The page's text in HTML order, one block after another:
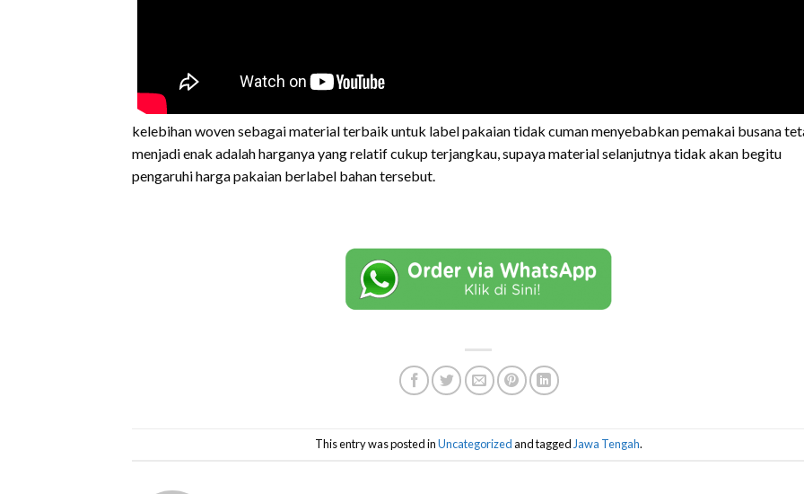
kelebihan woven sebagai material terbaik untuk label pakaian tidak cuman menyebabkan pemakai busana
menjadi enak adalah harganya yang relatif cukup terjangkau, supaya material selanjutnya tidak akan begitu
pengaruhi harga pakaian berlabel bahan tersebut.
This entry was posted inUncategorizedand taggedJawa Tengah.